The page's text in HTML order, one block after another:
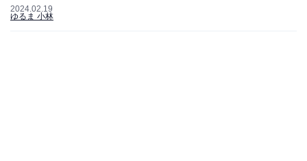
2024.02.19
ゆるま 小林